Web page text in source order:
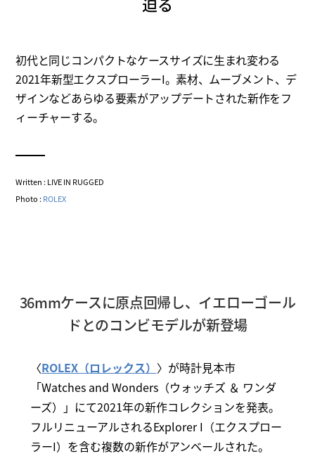
初代と同じコンパクトなケースサイズに生まれ変わる
2021年新型エクスプローラーI。素材、ムーブメント、デ
ザインなどあらゆる要素がアップデートされた新作をフ
ィーチャーする。
Written : LIVE IN RUGGED
Photo :ROLEX
36mmケースに原点回帰し、イエローゴール
ドとのコンビモデルが新登場
〈ROLEX（ロレックス） 〉が時計見本市
「Watches and Wonders（ウォッチズ ＆ ワンダ
ーズ）」にて2021年の新作コレクションを発表。
フルリニューアルされるExplorer I（エクスプロー
ラーI）を含む複数の新作がアンベールされた。